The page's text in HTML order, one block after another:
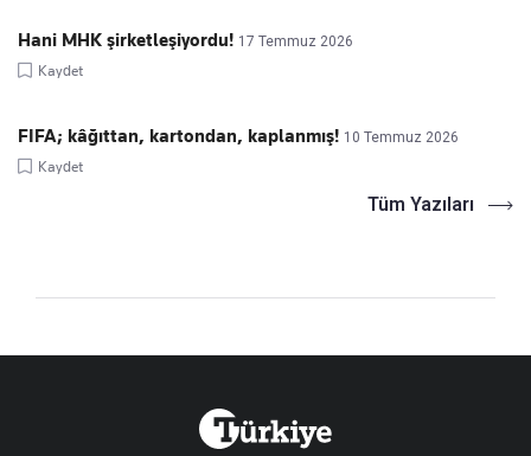
Hani MHK şirketleşiyordu! 17 Temmuz 2026
Kaydet
FIFA; kâğıttan, kartondan, kaplanmış! 10 Temmuz 2026
Kaydet
Tüm Yazıları